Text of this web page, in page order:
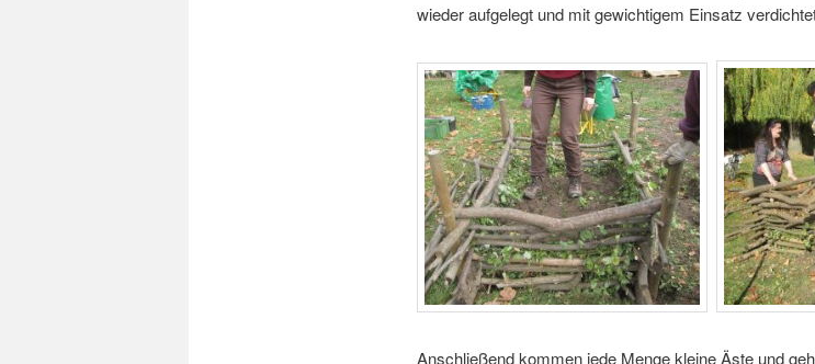
wieder aufgelegt und mit gewichtigem Einsatz
Anschließend kommen jede Menge kleine Äste und